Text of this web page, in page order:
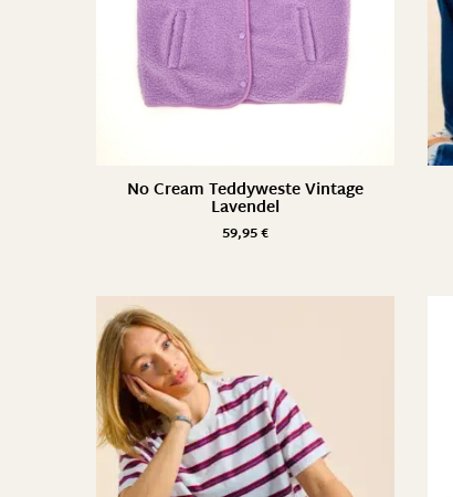
No Cream Teddyweste Vintage
Lavendel
59,95€